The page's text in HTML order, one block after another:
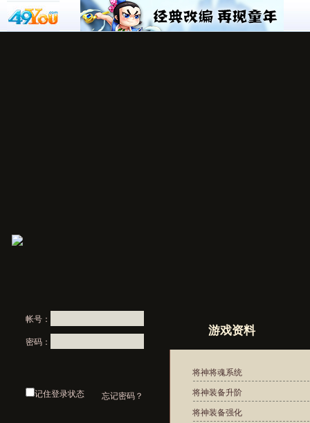
帐号：
密码：
记住登录状态 忘记密码？
游戏资料
将神将魂系统
将神装备升阶
将神装备强化